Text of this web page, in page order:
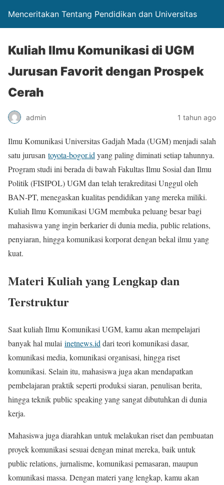
Menceritakan Tentang Pendidikan dan Universitas
Kuliah Ilmu Komunikasi di UGM
Jurusan Favorit dengan Prospek
Cerah
admin 1 tahun ago
Ilmu Komunikasi Universitas Gadjah Mada (UGM) menjadi salah
satu jurusan toyota-bogor.id yang paling diminati setiap tahunnya.
Program studi ini berada di bawah Fakultas Ilmu Sosial dan Ilmu
Politik (FISIPOL) UGM dan telah terakreditasi Unggul oleh
BAN-PT, menegaskan kualitas pendidikan yang mereka miliki.
Kuliah Ilmu Komunikasi UGM membuka peluang besar bagi
mahasiswa yang ingin berkarier di dunia media, public relations,
penyiaran, hingga komunikasi korporat dengan bekal ilmu yang
kuat.
Materi Kuliah yang Lengkap dan
Terstruktur
Saat kuliah Ilmu Komunikasi UGM, kamu akan mempelajari
banyak hal mulai inetnews.id dari teori komunikasi dasar,
komunikasi media, komunikasi organisasi, hingga riset
komunikasi. Selain itu, mahasiswa juga akan mendapatkan
pembelajaran praktik seperti produksi siaran, penulisan berita,
hingga teknik public speaking yang sangat dibutuhkan di dunia
kerja.
Mahasiswa juga diarahkan untuk melakukan riset dan pembuatan
proyek komunikasi sesuai dengan minat mereka, baik untuk
public relations, jurnalisme, komunikasi pemasaran, maupun
komunikasi massa. Dengan materi yang lengkap, kamu akan